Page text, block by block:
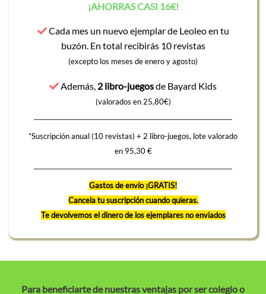
¡AHORRAS CASI 16€!
Cada mes un nuevo ejemplar de Leoleo en tu
buzón. En total recibirás 10 revistas
(excepto los meses de enero y agosto)
Además, 2 libro-juegosde Bayard Kids
(valorados en 25,80€)
*Suscripción anual (10 revistas) + 2 libro-juegos, lote valorado
en 95,30 €
Gastos de envío ¡GRATIS!
Cancela tu suscripción cuando quieras.
Te devolvemos el dinero de los ejemplares no enviados
Para beneficiarte de nuestras ventajas por ser colegio o